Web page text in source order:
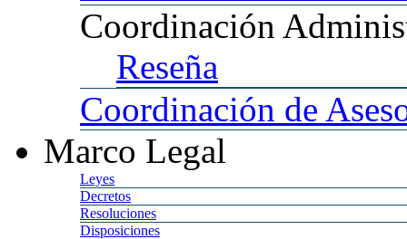
Coordinación
Reseña
Coordinación de
Marco Legal
Leyes
Decretos
Resoluciones
Disposiciones